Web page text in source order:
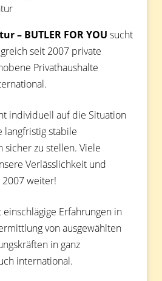
– BUTLER FOR YOU sucht
seit 2007 private
Privathaushalte
individuell auf die Situation
langfristig stabile
sicher zu stellen. Viele
Verlässlichkeit und
weiter!
Erfahrungen in
von ausgewählten
in ganz
international.